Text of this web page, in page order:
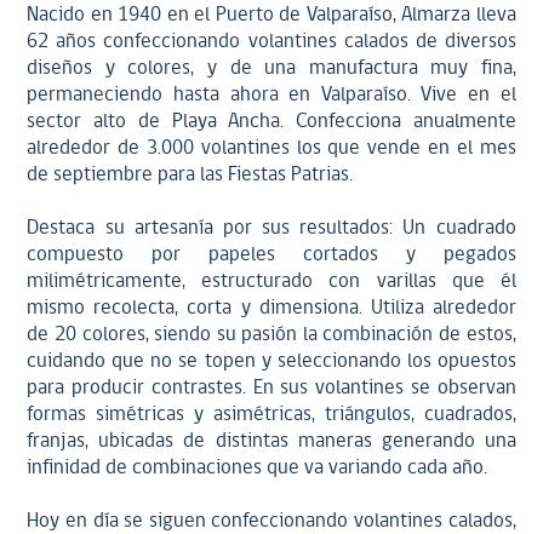
Nacido en 1940 en el Puerto de Valparaíso, Almarza lleva
62 años confeccionando volantines calados de diversos
diseños y colores, y de una manufactura muy fina,
permaneciendo hasta ahora en Valparaíso. Vive en el
sector alto de Playa Ancha. Confecciona anualmente
alrededor de 3.000 volantines los que vende en el mes
de septiembre para las Fiestas Patrias.
Destaca su artesanía por sus resultados: Un cuadrado
compuesto por papeles cortados y pegados
milimétricamente, estructurado con varillas que él
mismo recolecta, corta y dimensiona. Utiliza alrededor
de 20 colores, siendo su pasión la combinación de estos,
cuidando que no se topen y seleccionando los opuestos
para producir contrastes. En sus volantines se observan
formas simétricas y asimétricas, triángulos, cuadrados,
franjas, ubicadas de distintas maneras generando una
infinidad de combinaciones que va variando cada año.
Hoy en día se siguen confeccionando volantines calados,